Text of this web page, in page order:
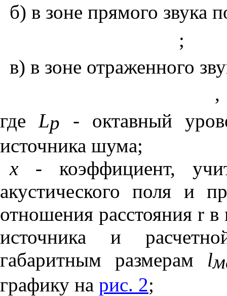
б) в зоне прямого звука
;
в) в зоне отраженного
,
гдеLр - октавный
источника шума;
х
- коэффициент,
акустического поля и
отношения расстояния r в
источника и
габаритным размерам l
графику на рис. 2;